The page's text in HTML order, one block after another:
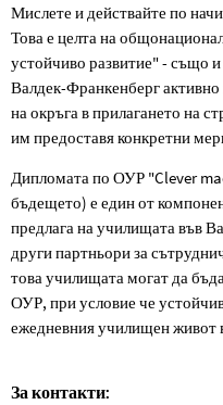
устойчиво
развитие
Мислете и действайте по
Това е целта на
устойчиво развитие" - също
Валдек-Франкенберг
на окръга в прилагането на
им предоставя конкретни
Дипломата по ОУР "Clever
бъдещето) е един от
предлага на училищата във
други партньори за
това училищата могат да
ОУР, при условие че
ежедневния училищен живот
За контакти: